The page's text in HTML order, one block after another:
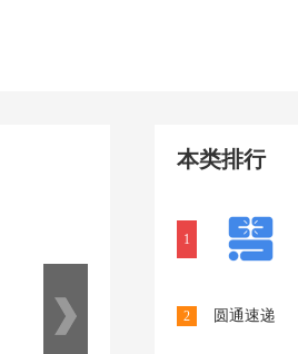
本类排行
1
2 圆通速递